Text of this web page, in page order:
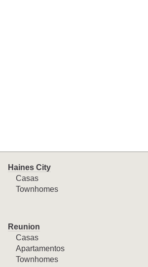
Haines City
Casas
Townhomes
Reunion
Casas
Apartamentos
Townhomes